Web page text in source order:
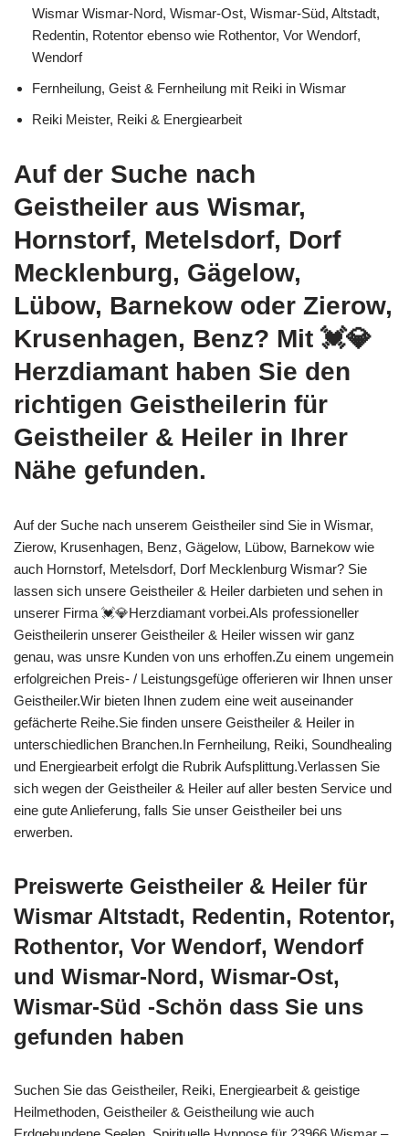
Wismar Wismar-Nord, Wismar-Ost, Wismar-Süd, Altstadt,
Redentin, Rotentor ebenso wie Rothentor, Vor Wendorf,
Wendorf
Fernheilung, Geist & Fernheilung mit Reiki in Wismar
Reiki Meister, Reiki & Energiearbeit
Auf der Suche nach
Geistheiler aus Wismar,
Hornstorf, Metelsdorf, Dorf
Mecklenburg, Gägelow,
Lübow, Barnekow oder Zierow,
Krusenhagen, Benz? Mit 💓️💎
Herzdiamant haben Sie den
richtigen Geistheilerin für
Geistheiler & Heiler in Ihrer
Nähe gefunden.
Auf der Suche nach unserem Geistheiler sind Sie in Wismar,
Zierow, Krusenhagen, Benz, Gägelow, Lübow, Barnekow wie
auch Hornstorf, Metelsdorf, Dorf Mecklenburg Wismar? Sie
lassen sich unsere Geistheiler & Heiler darbieten und sehen in
unserer Firma 💓️💎Herzdiamant vorbei.Als professioneller
Geistheilerin unserer Geistheiler & Heiler wissen wir ganz
genau, was unsre Kunden von uns erhoffen.Zu einem ungemein
erfolgreichen Preis- / Leistungsgefüge offerieren wir Ihnen unser
Geistheiler.Wir bieten Ihnen zudem eine weit auseinander
gefächerte Reihe.Sie finden unsere Geistheiler & Heiler in
unterschiedlichen Branchen.In Fernheilung, Reiki, Soundhealing
und Energiearbeit erfolgt die Rubrik Aufsplittung.Verlassen Sie
sich wegen der Geistheiler & Heiler auf aller besten Service und
eine gute Anlieferung, falls Sie unser Geistheiler bei uns
erwerben.
Preiswerte Geistheiler & Heiler für
Wismar Altstadt, Redentin, Rotentor,
Rothentor, Vor Wendorf, Wendorf
und Wismar-Nord, Wismar-Ost,
Wismar-Süd -Schön dass Sie uns
gefunden haben
Suchen Sie das Geistheiler, Reiki, Energiearbeit & geistige
Heilmethoden, Geistheiler & Geistheilung wie auch